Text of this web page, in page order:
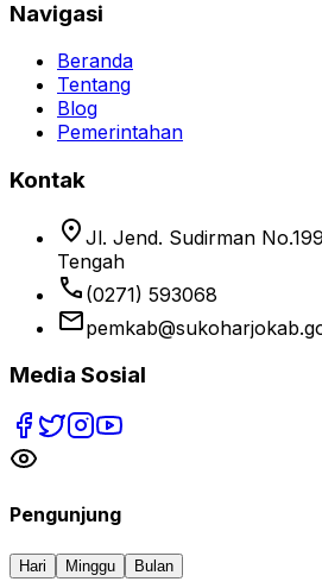
Navigasi
Beranda
Tentang
Blog
Pemerintahan
Kontak
location_on Jl. Jend. Sudirman
Tengah
phone (0271) 593068
email
Media Sosial
Pengunjung
Hari Minggu Bulan